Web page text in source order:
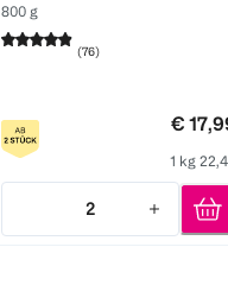
800 g
(76)
€
1 kg
2
Quantity: 2